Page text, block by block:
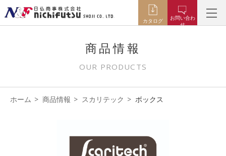
カタログ
お問い合わ
せ
商品情報
OUR PRODUCTS
ホーム 商品情報 スカリテック ボックス